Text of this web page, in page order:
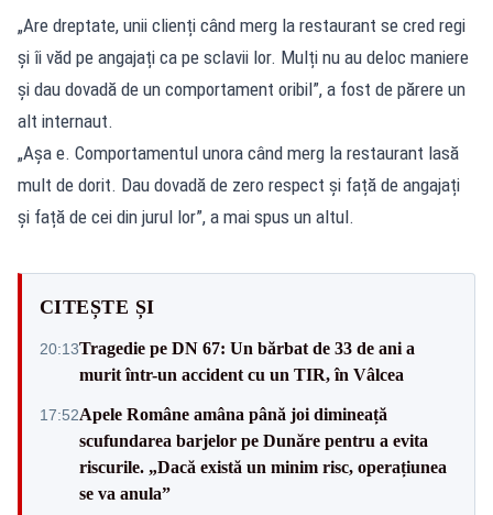
„Are dreptate, unii clienți când merg la restaurant se cred regi
și îi văd pe angajați ca pe sclavii lor. Mulți nu au deloc maniere
și dau dovadă de un comportament oribil”, a fost de părere un
alt internaut.
„Așa e. Comportamentul unora când merg la restaurant lasă
mult de dorit. Dau dovadă de zero respect și față de angajați
și față de cei din jurul lor”, a mai spus un altul.
CITEȘTE ȘI
20:13Tragedie pe DN 67: Un bărbat de 33 de ani a
murit într-un accident cu un TIR, în Vâlcea
17:52Apele Române amâna până joi dimineață
scufundarea barjelor pe Dunăre pentru a evita
riscurile. „Dacă există un minim risc, operațiunea
se va anula”